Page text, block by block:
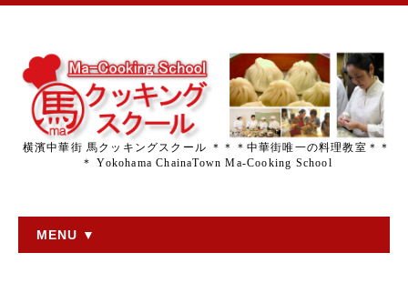
横濱中華街 馬クッキングスクール ＊＊＊中華街唯一の料理教室＊＊
＊ Yokohama ChainaTown Ma-Cooking School
MENU ▼